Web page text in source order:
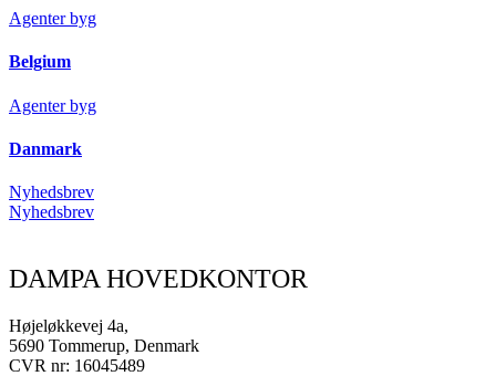
Agenter byg
Belgium
Agenter byg
Danmark
Nyhedsbrev
Nyhedsbrev
DAMPA HOVEDKONTOR
Højeløkkevej 4a,
5690 Tommerup, Denmark
CVR nr: 16045489